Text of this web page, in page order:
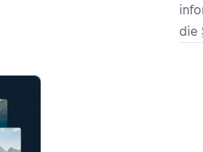
die